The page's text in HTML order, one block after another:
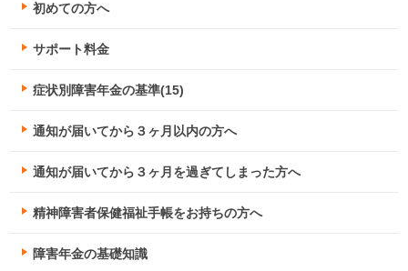
初めての方へ
サポート料金
症状別障害年金の基準(15)
通知が届いてから３ヶ月以内の方へ
通知が届いてから３ヶ月を過ぎてしまった方へ
精神障害者保健福祉手帳をお持ちの方へ
障害年金の基礎知識